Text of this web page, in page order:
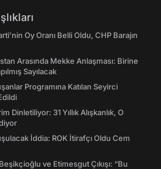
Oy Oranı Belli Oldu, CHP Barajın
Arasında Mekke Anlaşması: Birine
Sayılacak
Programına Katılan Seyirci
Dinletiliyor: 31 Yıllık Alışkanlık, O
İddia: ROK İtirafçı Oldu Cem
ve Etimesgut Çıkışı: “Bu